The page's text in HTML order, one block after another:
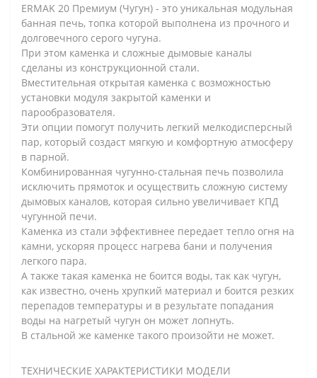
ERMAK 20 Премиум (Чугун) - это уникальная модульная
банная печь, топка которой выполнена из прочного и
долговечного серого чугуна.
При этом каменка и сложные дымовые каналы
сделаны из конструкционной стали.
Вместительная открытая каменка с возможностью
установки модуля закрытой каменки и
парообразователя.
Эти опции помогут получить легкий мелкодисперсный
пар, который создаст мягкую и комфортную атмосферу
в парной.
Комбинированная чугунно-стальная печь позволила
исключить прямоток и осуществить сложную систему
дымовых каналов, которая сильно увеличивает КПД
чугунной печи.
Каменка из стали эффективнее передает тепло огня на
камни, ускоряя процесс нагрева бани и получения
легкого пара.
А также такая каменка не боится воды, так как чугун,
как известно, очень хрупкий материал и боится резких
перепадов температуры и в результате попадания
воды на нагретый чугун он может лопнуть.
В стальной же каменке такого произойти не может.
ТЕХНИЧЕСКИЕ ХАРАКТЕРИСТИКИ МОДЕЛИ